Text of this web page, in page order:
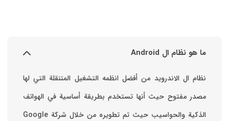
ما هو نظام ال Android
نظام ال الاندرويد من أفضل انظمه التشغيل المتنقلة التي لها
مصدر مفتوح حيث أنها تستخدم بطريقة أساسية في الهواتف